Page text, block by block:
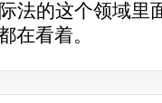
法的这个领域里
在看着。